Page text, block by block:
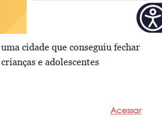
cidade que conseguiu fechar
e adolescentes
Acessar